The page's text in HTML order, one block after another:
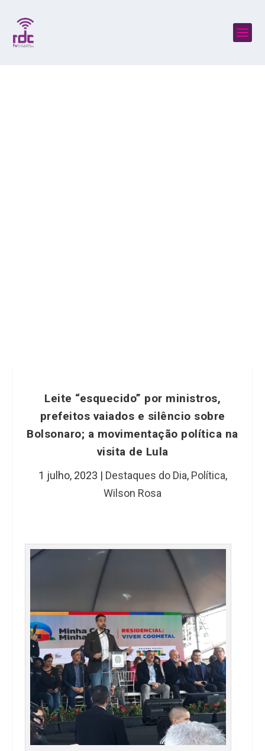
Leite “esquecido” por ministros,
prefeitos vaiados e silêncio sobre
Bolsonaro; a movimentação política na
visita de Lula
1 julho, 2023 | Destaques do Dia, Política,
Wilson Rosa